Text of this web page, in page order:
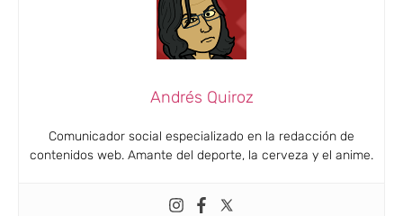
Andrés Quiroz
Comunicador social especializado en la redacción de
contenidos web. Amante del deporte, la cerveza y el anime.